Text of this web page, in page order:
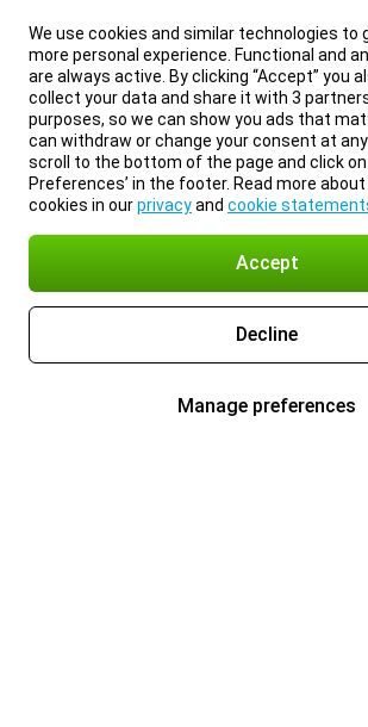
We use cookies and similar technologies to
more personal experience. Functional and
are always active. By clicking “Accept” you
collect your data and share it with 3
purposes, so we can show you ads that
can withdraw or change your consent at
scroll to the bottom of the page and click on
Preferences’ in the footer. Read more
cookies in ourprivacyand cookie
Accept
Decline
Manage preferences